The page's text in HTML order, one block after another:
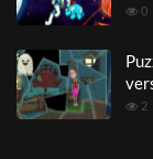
0
2